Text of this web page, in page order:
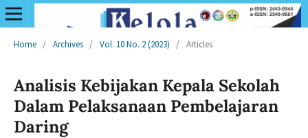
Home / Archives / Vol. 10 No. 2 (2023) / Articles
Analisis Kebijakan Kepala Sekolah
Dalam Pelaksanaan Pembelajaran
Daring